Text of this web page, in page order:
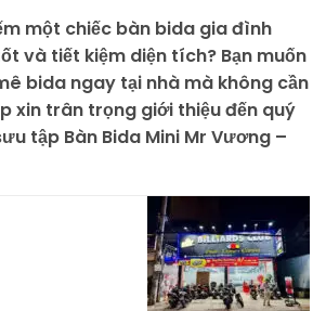
một chiếc bàn bida gia đình
và tiết kiệm diện tích? Bạn muốn
bida ngay tại nhà mà không cần
xin trân trọng giới thiệu đến quý
tập Bàn Bida Mini Mr Vương –